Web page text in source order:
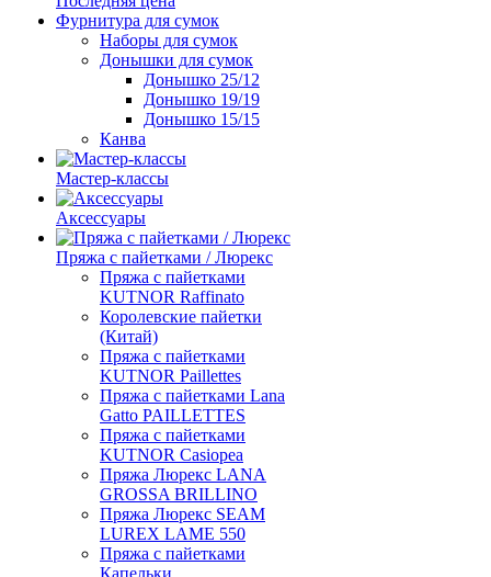
Фурнитура для сумок
Наборы для сумок
Донышки для сумок
Донышко 25/12
Донышко 19/19
Донышко 15/15
Канва
Мастер-классы
Аксессуары
Пряжа с пайетками / Люрекс
Пряжа с пайетками
KUTNOR Raffinato
Королевские пайетки
(Китай)
Пряжа с пайетками
KUTNOR Paillettes
Пряжа с пайетками Lana
Gatto PAILLETTES
Пряжа с пайетками
KUTNOR Casiopea
Пряжа Люрекс LANA
GROSSA BRILLINO
Пряжа Люрекс SEAM
LUREX LAME 550
Пряжа с пайетками
Капельки